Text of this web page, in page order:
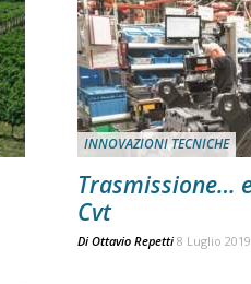
INNOVAZIONI TECNICHE
Trasmissione…
Cvt
Di Ottavio Repetti 8 Luglio 2019